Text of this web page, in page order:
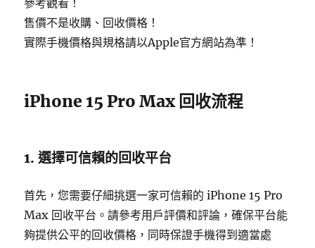
參考觀看！
售價不是收購、回收價格！
實際手機價格與規格請以Apple官方網站為準！
iPhone 15 Pro Max 回收流程
1. 選擇可信賴的回收平台
首先，您需要仔細挑選一家可信賴的 iPhone 15 Pro
Max 回收平台。請參考用戶評價和評論，確保平台能
夠提供公平的回收價格，同時保證手機得到適當處